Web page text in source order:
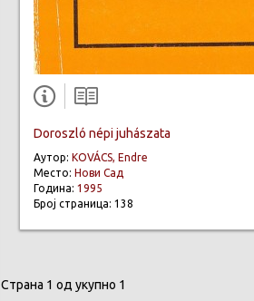
Doroszló népi juhászata
Аутор: KOVÁCS, Endre
Место: Нови Сад
Година: 1995
Број страница: 138
Страна 1 од укупно 1